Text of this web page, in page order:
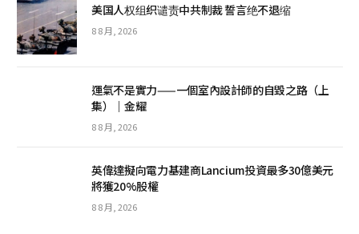
美国人权组织谴责中共制裁 誓言绝不退缩
8 8 月, 2026
運氣不是實力——一個室內設計師的自毀之路（上
集）｜金耀
8 8 月, 2026
英偉達擬向電力基建商Lancium投資最多30億美元
將獲20%股權
8 8 月, 2026